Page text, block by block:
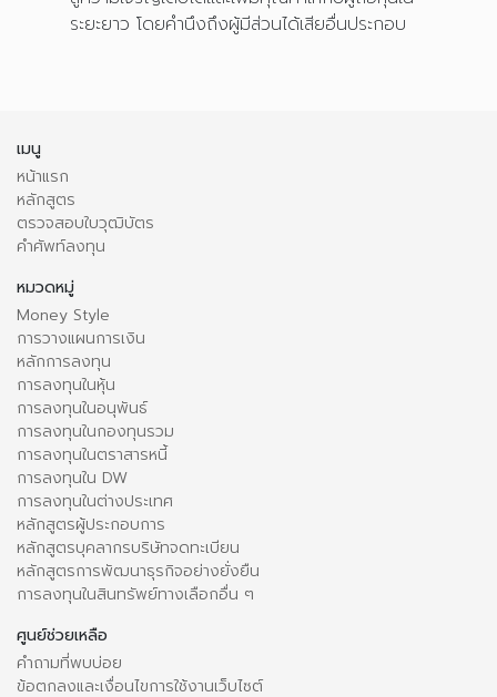
ระยะยาว โดยคำนึงถึงผู้มีส่วนได้เสียอื่นประกอบ
เมนู
หน้าแรก
หลักสูตร
ตรวจสอบใบวุฒิบัตร
คำศัพท์ลงทุน
หมวดหมู่
Money Style
การวางแผนการเงิน
หลักการลงทุน
การลงทุนในหุ้น
การลงทุนในอนุพันธ์
การลงทุนในกองทุนรวม
การลงทุนในตราสารหนี้
การลงทุนใน DW
การลงทุนในต่างประเทศ
หลักสูตรผู้ประกอบการ
หลักสูตรบุคลากรบริษัทจดทะเบียน
หลักสูตรการพัฒนาธุรกิจอย่างยั่งยืน
การลงทุนในสินทรัพย์ทางเลือกอื่น ๆ
ศูนย์ช่วยเหลือ
คำถามที่พบบ่อย
ข้อตกลงและเงื่อนไขการใช้งานเว็บไซต์